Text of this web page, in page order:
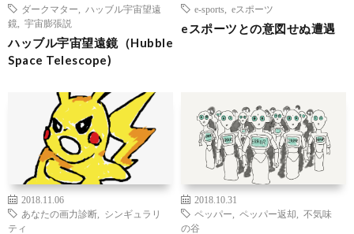
ダークマター
ハッブル宇宙望遠
鏡
宇宙膨張説
ハッブル宇宙望遠鏡（Hubble
Space Telescope)
e-sports
eスポーツ
eスポーツとの意図せぬ遭遇
2018.11.06
あなたの画力診断
シンギュラリ
ティ
2018.10.31
ペッパー
ペッパー返却
不気味
の谷